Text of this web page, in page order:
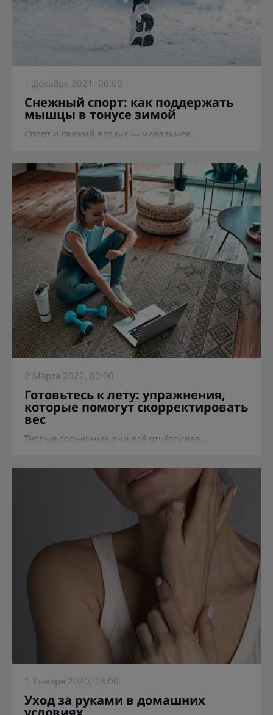
1 Декабря 2021, 00:00
Снежный спорт: как поддержать
мышцы в тонусе зимой
Спорт и свежий воздух — идеальное...
2 Марта 2022, 00:00
Готовьтесь к лету: упражнения,
которые помогут скорректировать
вес
Тёплые солнечные дни всё отчётливее...
1 Января 2020, 18:00
Уход за руками в домашних